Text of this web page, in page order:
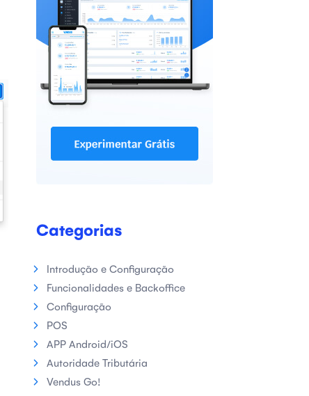
Categorias
Introdução e Configuração
Funcionalidades e Backoffice
Configuração
POS
APP Android/iOS
Autoridade Tributária
Vendus Go!